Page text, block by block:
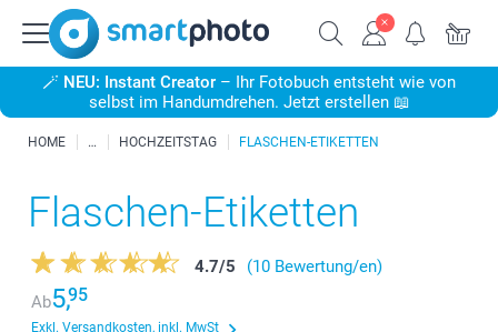
🪄 NEU: Instant Creator – Ihr Fotobuch entsteht wie von
selbst im Handumdrehen. Jetzt erstellen 📖
HOME HOCHZEITSTAG FLASCHEN-ETIKETTEN
Flaschen-Etiketten
4.7/5
(10 Bewertung/en)
Ab5,95
Exkl. Versandkosten, inkl. MwSt